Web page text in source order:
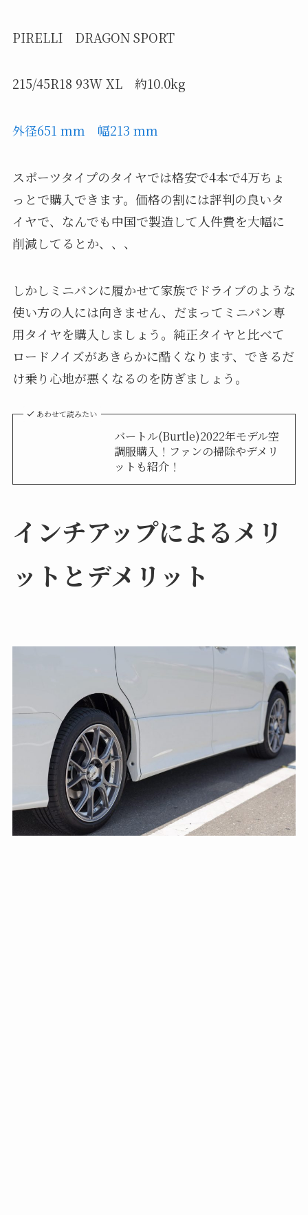
PIRELLI DRAGON SPORT
215/45R18 93W XL 約10.0kg
外径651 mm 幅213 mm
スポーツタイプのタイヤでは格安で4本で4万ちょ
っとで購入できます。価格の割には評判の良いタ
イヤで、なんでも中国で製造して人件費を大幅に
削減してるとか、、、
しかしミニバンに履かせて家族でドライブのような
使い方の人には向きません、だまってミニバン専
用タイヤを購入しましょう。純正タイヤと比べて
ロードノイズがあきらかに酷くなります、できるだ
け乗り心地が悪くなるのを防ぎましょう。
あわせて読みたい
バートル(Burtle)2022年モデル空
調服購入！ファンの掃除やデメリ
ットも紹介！
インチアップによるメリ
ットとデメリット